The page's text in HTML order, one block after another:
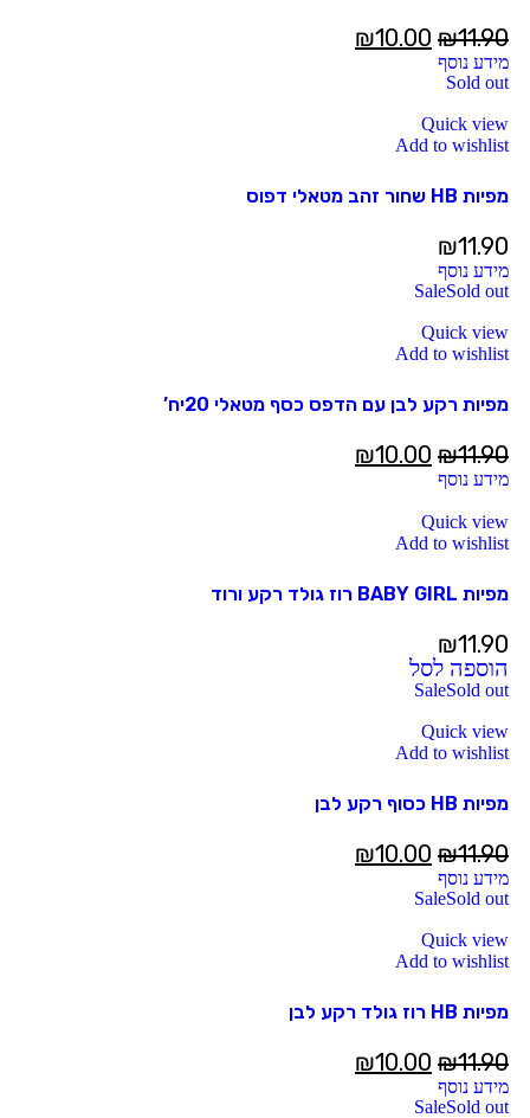
₪11.90
₪10.00
מידע נוסף
Sold out
Quick view
Add to wishlist
מפיות HB שחור זהב מטאלי דפוס
₪11.90
מידע נוסף
SaleSold out
Quick view
Add to wishlist
מפיות רקע לבן עם הדפס כסף מטאלי 20יח’
₪11.90
₪10.00
מידע נוסף
Quick view
Add to wishlist
מפיות BABY GIRL רוז גולד רקע ורוד
₪11.90
הוספה לסל
SaleSold out
Quick view
Add to wishlist
מפיות HB כסוף רקע לבן
₪11.90
₪10.00
מידע נוסף
SaleSold out
Quick view
Add to wishlist
מפיות HB רוז גולד רקע לבן
₪11.90
₪10.00
מידע נוסף
SaleSold out